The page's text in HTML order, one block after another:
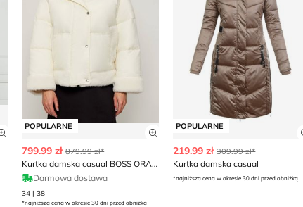
Zobacz szczegóły produktu
POPULARNE
Zobacz szczegóły produktu
799.99 zł 879.99 zł*
Kurtka damska casual BOSS ORANGE
Darmowa dostawa
34 | 38
*najniższa cena w okresie 30 dni przed obniżką
POPULARNE
219.99 zł 309.99 zł*
Kurtka damska casual
*najniższa cena w okresie 30 dni przed obniżką